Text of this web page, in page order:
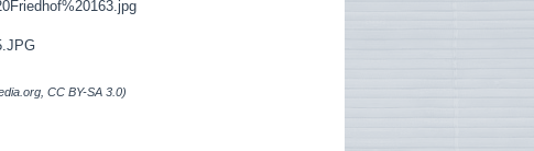
CC BY-SA 3.0)